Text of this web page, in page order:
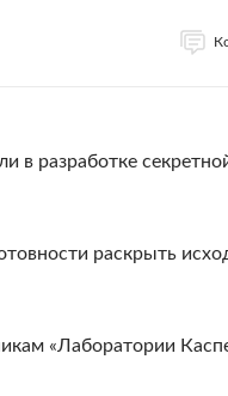
в разработке
раскрыть
«Лаборатории